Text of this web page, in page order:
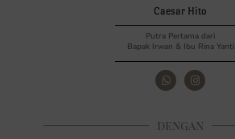
Caesar Hito
Putra Pertama dari
Bapak Irwan & Ibu Rina Yanti
dengan